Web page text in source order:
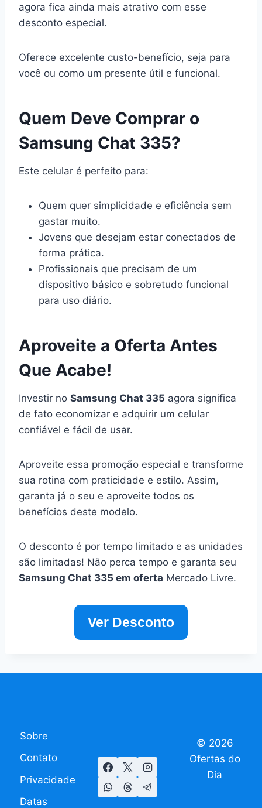
agora fica ainda mais atrativo com esse
desconto especial.
Oferece excelente custo-benefício, seja para
você ou como um presente útil e funcional.
Quem Deve Comprar o
Samsung Chat 335?
Este celular é perfeito para:
Quem quer simplicidade e eficiência sem
gastar muito.
Jovens que desejam estar conectados de
forma prática.
Profissionais que precisam de um
dispositivo básico e sobretudo funcional
para uso diário.
Aproveite a Oferta Antes
Que Acabe!
Investir no Samsung Chat 335 agora significa
de fato economizar e adquirir um celular
confiável e fácil de usar.
Aproveite essa promoção especial e transforme
sua rotina com praticidade e estilo. Assim,
garanta já o seu e aproveite todos os
benefícios deste modelo.
O desconto é por tempo limitado e as unidades
são limitadas! Não perca tempo e garanta seu
Samsung Chat 335 em oferta Mercado Livre.
Ver Desconto
Sobre
Contato
Privacidade
Datas
© 2026
Ofertas do
Dia